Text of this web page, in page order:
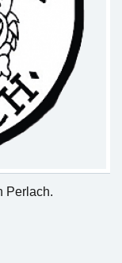
Perlach.